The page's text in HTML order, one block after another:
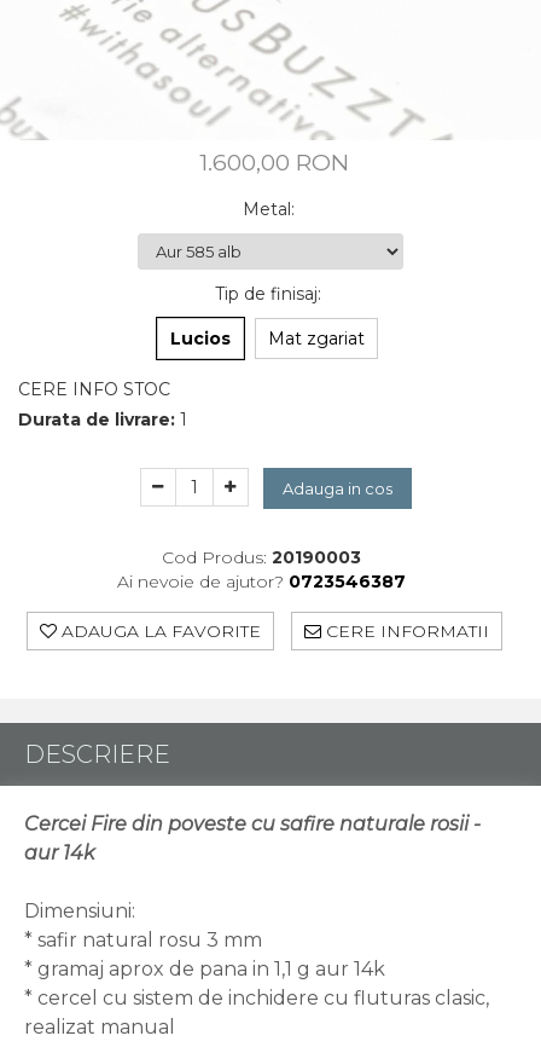
CUSTOM MADE
Animal Instinct
AN-TAN-TICHITAN
1.600,00 RON
Metal:
Tip de finisaj:
Lucios Mat zgariat
CERE INFO STOC
Durata de livrare: 1
Adauga in cos
Cod Produs: 20190003
Ai nevoie de ajutor? 0723546387
ADAUGA LA FAVORITE CERE INFORMATII
DESCRIERE
Cercei Fire din poveste cu safire naturale rosii -
aur 14k
Dimensiuni:
* safir natural rosu 3 mm
* gramaj aprox de pana in 1,1 g aur 14k
* cercel cu sistem de inchidere cu fluturas clasic,
realizat manual